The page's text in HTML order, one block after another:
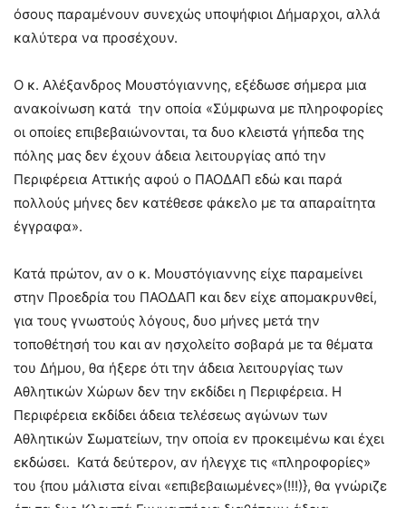
όσους παραμένουν συνεχώς υποψήφιοι Δήμαρχοι, αλλά
καλύτερα να προσέχουν.
Ο κ. Αλέξανδρος Μουστόγιαννης, εξέδωσε σήμερα μια
ανακοίνωση κατά την οποία «Σύμφωνα με πληροφορίες
οι οποίες επιβεβαιώνονται, τα δυο κλειστά γήπεδα της
πόλης μας δεν έχουν άδεια λειτουργίας από την
Περιφέρεια Αττικής αφού ο ΠΑΟΔΑΠ εδώ και παρά
πολλούς μήνες δεν κατέθεσε φάκελο με τα απαραίτητα
έγγραφα».
Κατά πρώτον, αν ο κ. Μουστόγιαννης είχε παραμείνει
στην Προεδρία του ΠΑΟΔΑΠ και δεν είχε απομακρυνθεί,
για τους γνωστούς λόγους, δυο μήνες μετά την
τοποθέτησή του και αν ησχολείτο σοβαρά με τα θέματα
του Δήμου, θα ήξερε ότι την άδεια λειτουργίας των
Αθλητικών Χώρων δεν την εκδίδει η Περιφέρεια. Η
Περιφέρεια εκδίδει άδεια τελέσεως αγώνων των
Αθλητικών Σωματείων, την οποία εν προκειμένω και έχει
εκδώσει. Κατά δεύτερον, αν ήλεγχε τις «πληροφορίες»
του {που μάλιστα είναι «επιβεβαιωμένες»(!!!)}, θα γνώριζε